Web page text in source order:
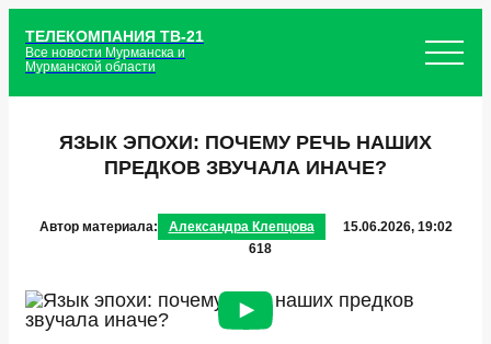
ТЕЛЕКОМПАНИЯ ТВ-21
Все новости Мурманска и
Мурманской области
ЯЗЫК ЭПОХИ: ПОЧЕМУ РЕЧЬ НАШИХ
ПРЕДКОВ ЗВУЧАЛА ИНАЧЕ?
Автор материала: Александра Клепцова
15.06.2026, 19:02
618